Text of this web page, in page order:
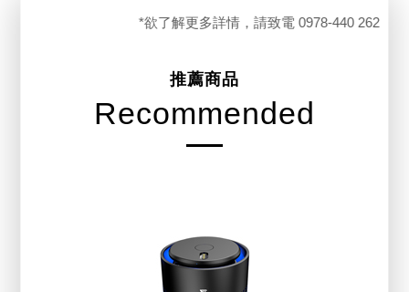
推薦商品
Recommended
*欲了解更多詳情，請致電 0978-440 262